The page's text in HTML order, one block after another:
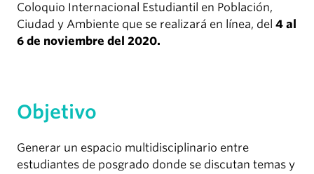
Coloquio Internacional Estudiantil en Población,
Ciudad y Ambiente que se realizará en línea, del 4 al
6 de noviembre del 2020.
Objetivo
Generar un espacio multidisciplinario entre
estudiantes de posgrado donde se discutan temas y